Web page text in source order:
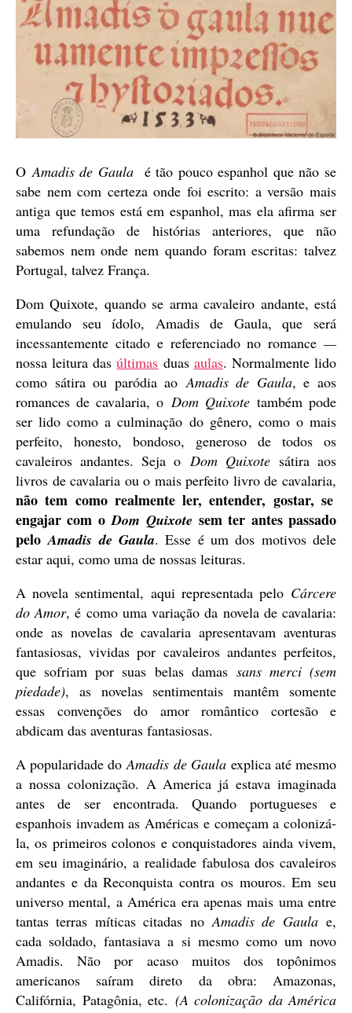
OAmadis de Gaulaé tão pouco espanhol que não se
sabe nem com certeza onde foi escrito: a versão mais
antiga que temos está em espanhol, mas ela afirma ser
uma refundação de histórias anteriores, que não
sabemos nem onde nem quando foram escritas: talvez
Portugal, talvez França.
Dom Quixote, quando se arma cavaleiro andante, está
emulando seu ídolo, Amadis de Gaula, que será
incessantemente citado e referenciado no romance —
nossa leitura dasúltimas duas aulas. Normalmente lido
como sátira ou paródia aoAmadis de Gaula, e aos
romances de cavalaria, o Dom Quixotetambém pode
ser lido como a culminação do gênero, como o mais
perfeito, honesto, bondoso, generoso de todos os
cavaleiros andantes. Seja o Dom Quixotesátira aos
livros de cavalaria ou o mais perfeito livro de cavalaria,
não tem como realmente ler, entender, gostar, se
engajar com oDom Quixote sem ter antes passado
peloAmadis de Gaula. Esse é um dos motivos dele
estar aqui, como uma de nossas leituras.
A novela sentimental, aqui representada pelo Cárcere
do Amor, é como uma variação da novela de cavalaria:
onde as novelas de cavalaria apresentavam aventuras
fantasiosas, vividas por cavaleiros andantes perfeitos,
que sofriam por suas belas damas sans merci (sem
piedade), as novelas sentimentais mantêm somente
essas convenções do amor romântico cortesão e
abdicam das aventuras fantasiosas.
A popularidade doAmadis de Gaulaexplica até mesmo
a nossa colonização. A America já estava imaginada
antes de ser encontrada. Quando portugueses e
espanhois invadem as Américas e começam a colonizá-
la, os primeiros colonos e conquistadores ainda vivem,
em seu imaginário, a realidade fabulosa dos cavaleiros
andantes e da Reconquista contra os mouros. Em seu
universo mental, a América era apenas mais uma entre
tantas terras míticas citadas noAmadis de Gaulae,
cada soldado, fantasiava a si mesmo como um novo
Amadis. Não por acaso muitos dos topônimos
americanos saíram direto da obra: Amazonas,
Califórnia, Patagônia, etc. (A colonização da América